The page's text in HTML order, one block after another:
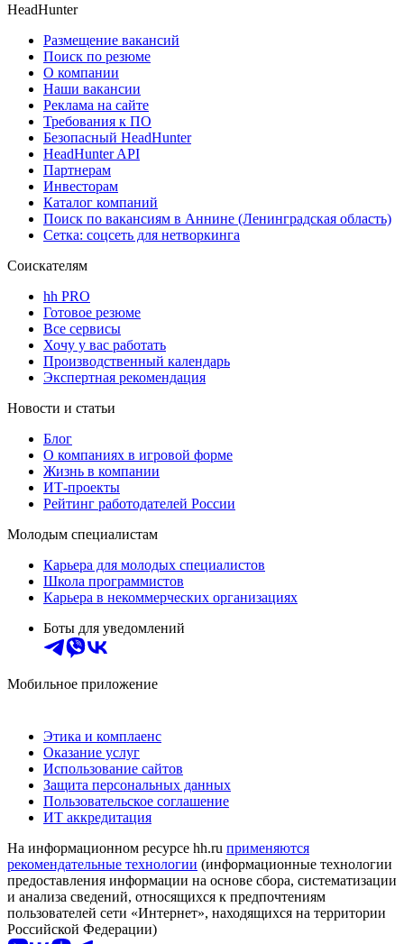
HeadHunter
Размещение вакансий
Поиск по резюме
О компании
Наши вакансии
Реклама на сайте
Требования к ПО
Безопасный HeadHunter
HeadHunter API
Партнерам
Инвесторам
Каталог компаний
Поиск по вакансиям в Аннине (Ленинградская область)
Сетка: соцсеть для нетворкинга
Соискателям
hh PRO
Готовое резюме
Все сервисы
Хочу у вас работать
Производственный календарь
Экспертная рекомендация
Новости и статьи
Блог
О компаниях в игровой форме
Жизнь в компании
ИТ-проекты
Рейтинг работодателей России
Молодым специалистам
Карьера для молодых специалистов
Школа программистов
Карьера в некоммерческих организациях
Боты для уведомлений
Мобильное приложение
Этика и комплаенс
Оказание услуг
Использование сайтов
Защита персональных данных
Пользовательское соглашение
ИТ аккредитация
На информационном ресурсе hh.ru применяются
рекомендательные технологии (информационные технологии
предоставления информации на основе сбора, систематизации
и анализа сведений, относящихся к предпочтениям
пользователей сети «Интернет», находящихся на территории
Российской Федерации)